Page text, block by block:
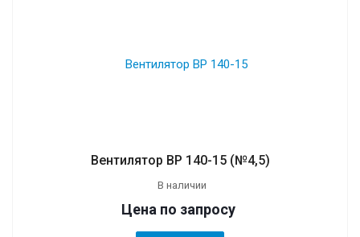
Вентилятор ВР 140-15 (№4,5)
В наличии
Цена по запросу